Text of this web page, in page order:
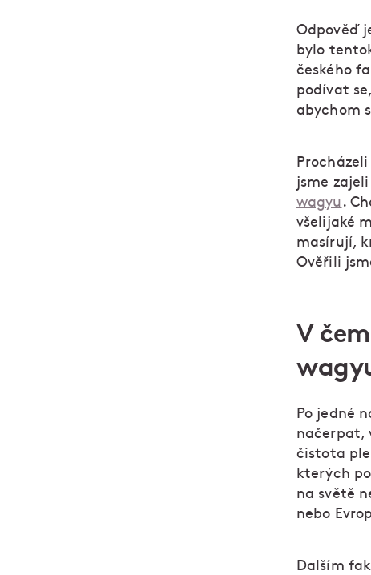
Odpověď
bylo
českého
podívat
abychom
jsme
wagyu .
všelijaké
masírují,
Ověřili
V
Po jedné
načerpat,
čistota
kterých
na světě
nebo
Dalším